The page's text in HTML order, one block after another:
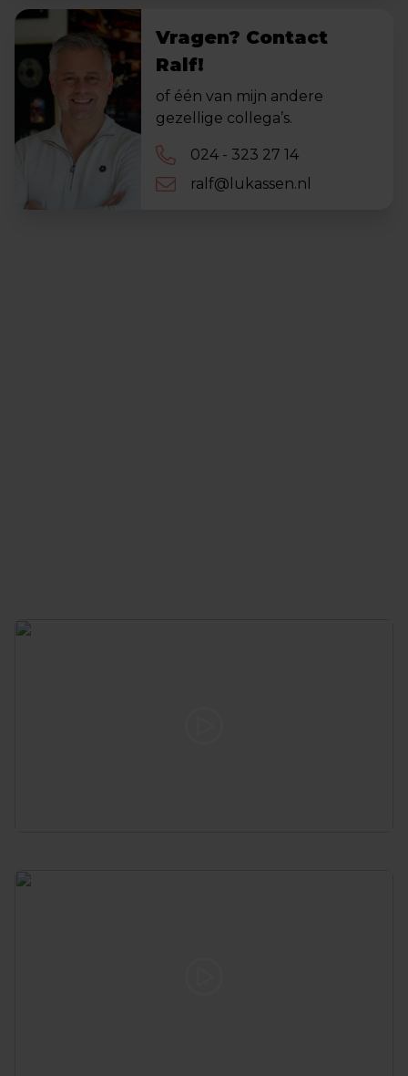
Vragen? Contact
Ralf!
of één van mijn andere
gezellige collega’s.
024 - 323 27 14
ralf@lukassen.nl